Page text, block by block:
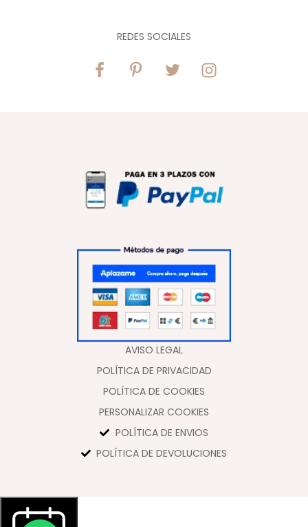
REDES SOCIALES
AVISO LEGAL
POLÍTICA DE PRIVACIDAD
POLÍTICA DE COOKIES
PERSONALIZAR COOKIES
POLÍTICA DE ENVIOS
POLÍTICA DE DEVOLUCIONES